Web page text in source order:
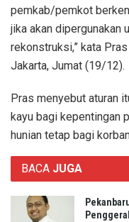
pemkab/pemkot
jika akan dipergunakan
rekonstruksi,” kata
Jakarta, Jumat (19/12).
Pras menyebut aturan
kayu bagi kepentingan
hunian tetap bagi
BACA JUGA